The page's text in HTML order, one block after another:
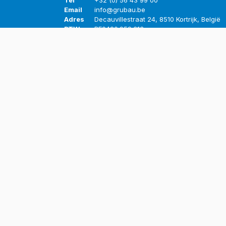
Email
info@grubau.be
Adres
Decauvillestraat 24, 8510 Kortrijk, België
BTW
BE0420.959.313